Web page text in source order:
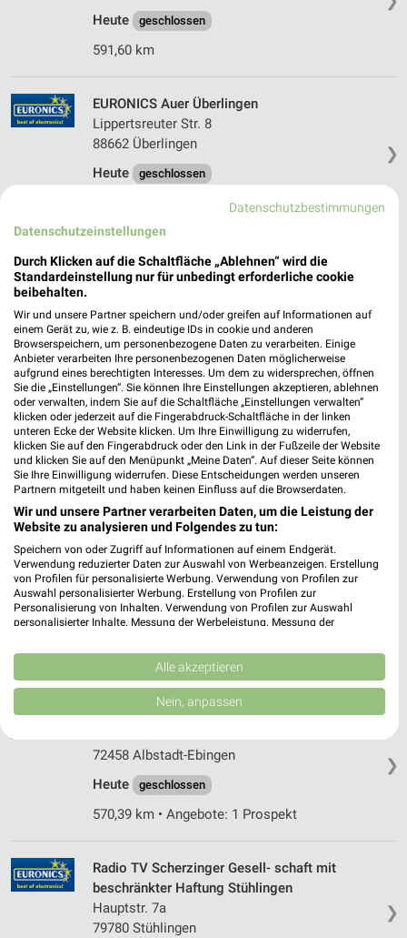
Heute
geschlossen
591,60 km
❯
EURONICS Auer Überlingen
Lippertsreuter Str. 8
88662 Überlingen
Heute
geschlossen
607,80 km • Angebote: 1 Prospekt
Elektro & Service Wiest Rottweil
Hochbrücktorstr. 5
Heute
geschlossen
590,61 km • Angebote: 1 Prospekt
EURONICS XXL Villingen-Schwenningen
Eckweg 3
78048 Villingen-Schwenningen
Heute geschlossen
606,38 km
MediaMarkt Saturn Albstadt
Sonnenstr. 30
72458 Albstadt
570,75 km • Angebote: 1 Prospekt
❯
EURONICS Beck & Siegmann Albstadt-Ebingen
72458 Albstadt-Ebingen
Heute
geschlossen
570,39 km • Angebote: 1 Prospekt
❯
Radio TV Scherzinger Gesell- schaft mit
beschränkter Haftung Stühlingen
Hauptstr. 7a
79780 Stühlingen
Datenschutzbestimmungen
Datenschutzeinstellungen
Durch Klicken auf die Schaltfläche „Ablehnen“ wird die
Standardeinstellung nur für unbedingt erforderliche cookie
beibehalten.
Wir und unsere Partner speichern und/oder greifen auf Informationen auf
einem Gerät zu, wie z. B. eindeutige IDs in cookie und anderen
Browserspeichern, um personenbezogene Daten zu verarbeiten. Einige
Anbieter verarbeiten Ihre personenbezogenen Daten möglicherweise
aufgrund eines berechtigten Interesses. Um dem zu widersprechen, öffnen
Sie die „Einstellungen“. Sie können Ihre Einstellungen akzeptieren, ablehnen
oder verwalten, indem Sie auf die Schaltfläche „Einstellungen verwalten“
klicken oder jederzeit auf die Fingerabdruck-Schaltfläche in der linken
unteren Ecke der Website klicken. Um Ihre Einwilligung zu widerrufen,
klicken Sie auf den Fingerabdruck oder den Link in der Fußzeile der Website
und klicken Sie auf den Menüpunkt „Meine Daten“. Auf dieser Seite können
Sie Ihre Einwilligung widerrufen. Diese Entscheidungen werden unseren
Partnern mitgeteilt und haben keinen Einfluss auf die Browserdaten.
Wir und unsere Partner verarbeiten Daten, um die Leistung der
Website zu analysieren und Folgendes zu tun:
Speichern von oder Zugriff auf Informationen auf einem Endgerät.
Verwendung reduzierter Daten zur Auswahl von Werbeanzeigen. Erstellung
von Profilen für personalisierte Werbung. Verwendung von Profilen zur
Auswahl personalisierter Werbung. Erstellung von Profilen zur
Personalisierung von Inhalten. Verwendung von Profilen zur Auswahl
personalisierter Inhalte. Messung der Werbeleistung. Messung der
Kombinationen von Daten aus verschiedenen Quellen. Entwicklung und
Verbesserung der Angebote. Verwendung reduzierter Daten zur Auswahl
von Inhalten.
Daten können außerhalb der Europäischen Union weitergegeben und in die
USA gesendet werden.
Website/App.
Wir nutzen Ihre Daten für folgende Zwecke:
IAB-Verarbeitungszwecke:
auf einem Endgerät
Verwendung reduzierter Daten zur Auswahl von
Werbeanzeigen
Alle akzeptieren
Nein, anpassen